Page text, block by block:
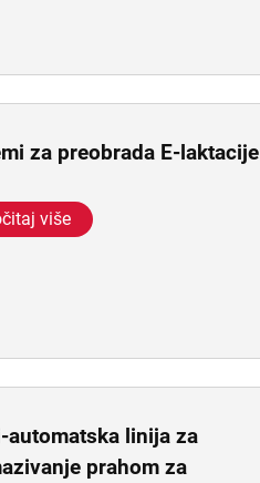
za preobrada E-laktacije
više
automatska linija za
prahom za